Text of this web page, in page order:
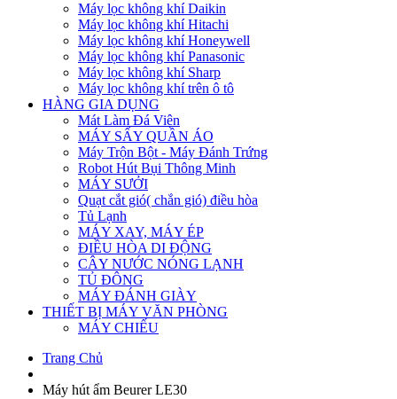
Máy lọc không khí Daikin
Máy lọc không khí Hitachi
Máy lọc không khí Honeywell
Máy lọc không khí Panasonic
Máy lọc không khí Sharp
Máy lọc không khí trên ô tô
HÀNG GIA DỤNG
Mát Làm Đá Viên
MÁY SẤY QUẦN ÁO
Máy Trộn Bột - Máy Đánh Trứng
Robot Hút Bụi Thông Minh
MÁY SƯỞI
Quạt cắt gió( chắn gió) điều hòa
Tủ Lạnh
MÁY XAY, MÁY ÉP
ĐIỀU HÒA DI ĐỘNG
CÂY NƯỚC NÓNG LẠNH
TỦ ĐÔNG
MÁY ĐÁNH GIÀY
THIẾT BỊ MÁY VĂN PHÒNG
MÁY CHIẾU
Trang Chủ
Máy hút ẩm Beurer LE30